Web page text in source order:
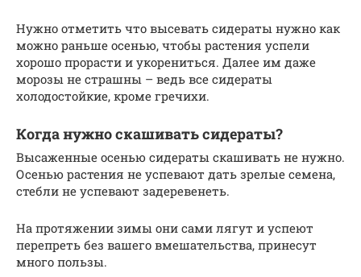
Нужно отметить что высевать сидераты нужно как
можно раньше осенью, чтобы растения успели
хорошо прорасти и укорениться. Далее им даже
морозы не страшны – ведь все сидераты
холодостойкие, кроме гречихи.
Когда нужно скашивать сидераты?
Высаженные осенью сидераты скашивать не нужно.
Осенью растения не успевают дать зрелые семена,
стебли не успевают задеревенеть.
На протяжении зимы они сами лягут и успеют
перепреть без вашего вмешательства, принесут
много пользы.